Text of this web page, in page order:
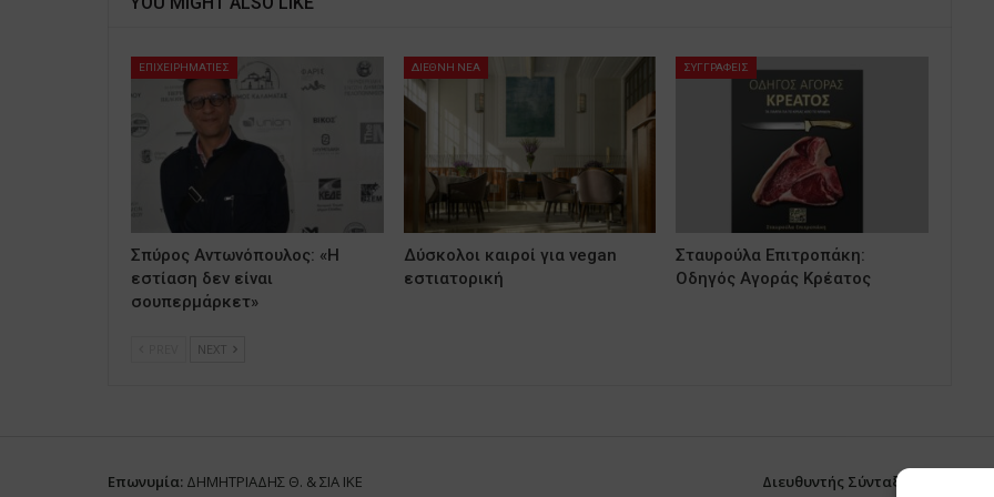
ΕΠΙΧΕΙΡΗΜΑΤΙΕΣ
Σπύρος Αντωνόπουλος: «Η
εστίαση δεν είναι
σουπερμάρκετ»
ΔΙΕΘΝΗ ΝΕΑ
Δύσκολοι καιροί για vegan
εστιατορική
ΣΥΓΓΡΑΦΕΙΣ
Σταυρούλα Επιτροπάκη:
Οδηγός Αγοράς Κρέατος
NEXT
Επωνυμία: ΔΗΜΗΤΡΙΑΔΗΣ Θ. & ΣΙΑ ΙΚΕ
Διευθυντής Σύνταξης: